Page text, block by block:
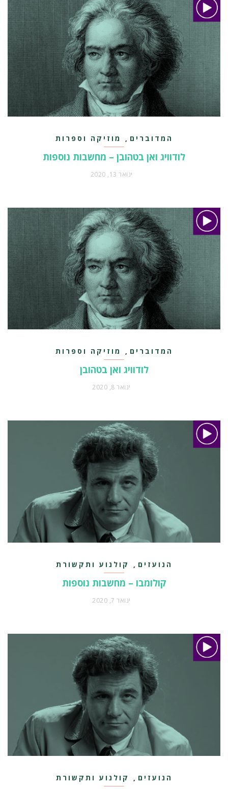
המדוברים , מוזיקה וספרות
לודוויג ואן בטהובן – מחשבות נוספות
ינואר 13, 2020
המדוברים , מוזיקה וספרות
לודוויג ואן בטהובן
ינואר 8, 2020
הנועזים , קולנוע ותקשורת
קולומבו – מחשבות נוספות
ינואר 7, 2020
הנועזים , קולנוע ותקשורת